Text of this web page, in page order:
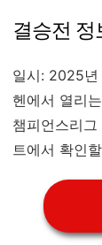
결승전 정
일시: 2025년
헨에서 열리
챔피언스리
트에서 확인